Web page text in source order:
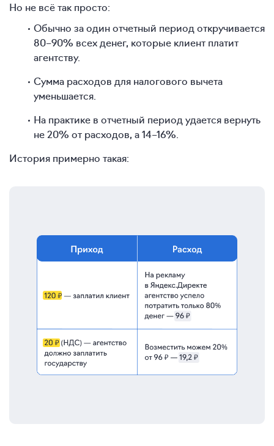
Но не всё так просто:
Обычно за один отчетный период откручивается
80–90% всех денег, которые клиент платит
агентству.
Сумма расходов для налогового вычета
уменьшается.
На практике в отчетный период удается вернуть
не 20% от расходов, а 14–16%.
История примерно такая: